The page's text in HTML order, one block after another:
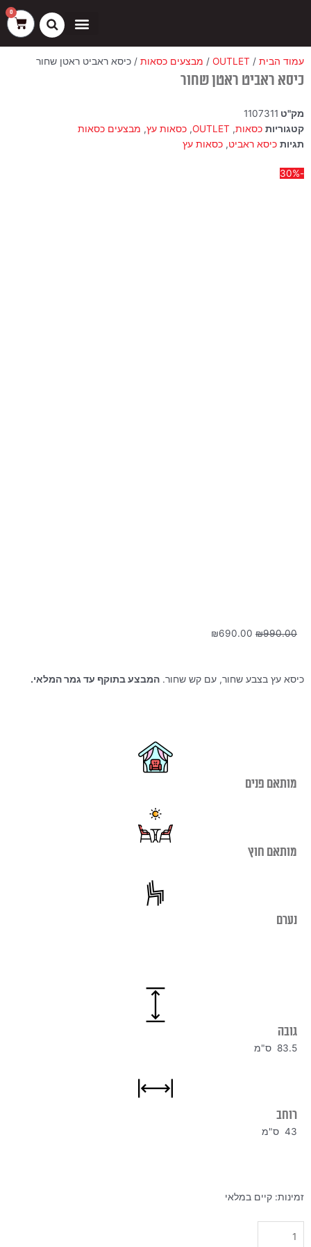
0
עגלת
קניות
עמוד הבית /
OUTLET
/ מבצעים כסאות / כיסא ראביט ראטן שחור
כיסא ראביט ראטן שחור
מק"ט 1107311
קטגוריות כסאות,
OUTLET
, כסאות עץ, מבצעים כסאות
תגיות כיסא ראביט, כסאות עץ
-30%
₪990.00
המחיר
₪990.00.
₪690.00
₪690.00.
כיסא עץ בצבע שחור, עם קש שחור. המבצע בתוקף עד גמר המלאי.
מותאם פנים
מותאם חוץ
נערם
גובה
83.5 ס"מ
רוחב
43 ס"מ
זמינות: קיים במלאי
כמות
ראביט